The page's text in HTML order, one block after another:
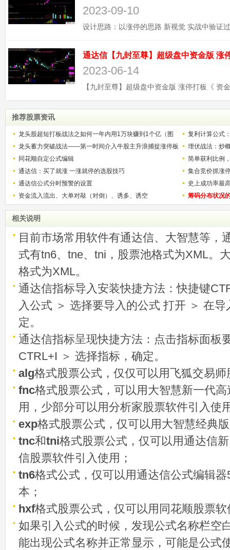
2023-09-10
2023-06-14
推荐股票资讯
龙头股超短打板战法之如何一年内用1万块赚到1个亿（图
解）
复利计算公式
少？
龙头蓄力突破战法——第一时间介入牛股主升浪捕捉涨停板
的技巧（图解）
埋伏战法：炒
同花顺自定公式编辑
简单获利比例
用
通达信：买了就涨 一涨就停的选股技巧
集合竞价抓涨
通达信公式分时预警的设置
史上成功率最
称选股法宝！
资金流入流出、大单对敲（对倒）、诱多、诱空 筹码分布状况
相关说明
目前市场常用软件有通达信、大智慧等，
式有tn6、tne、tni，股票池格式为XML。
格式为XML。
通达信指标导入安装快捷方法：快捷键
入公式 ＞ 选择要导入的公式 打开 ＞ 在
定。
通达信指标呈现快捷方法：点击指标面板
CTRL+I ＞ 选择指标，确定。
alg格式股票公式，仅仅可以用飞狐交易
fnc格式股票公式，可以用大智慧新一代
用，少部分可以用分析家股票软件引入使
exp格式股票公式，仅可以用大智慧经典
tnc和tni格式股票公式，仅可以用通达信
信股票软件引入使用；
tn6格式公式，仅可以用通达信公式编辑
本；
hxf格式股票公式，仅可以用同花顺股票
如果引入公式的时候，发现公式名称栏空
能出现公式名称并正常显示，可能是公式